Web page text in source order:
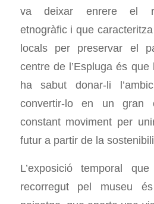
va deixar enrere el
etnogràfic i que
locals per preservar el
centre de l’Espluga és
ha sabut donar-li
convertir-lo en un gran
constant moviment per
futur a partir de la
L’exposició temporal
recorregut pel museu